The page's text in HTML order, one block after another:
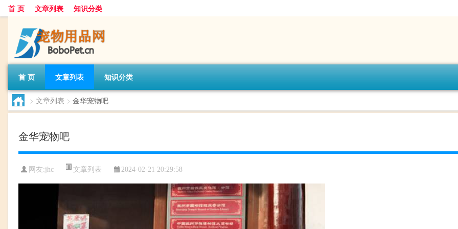
首 页 文章列表 知识分类
首 页 文章列表 知识分类
> 文章列表 > 金华宠物吧
金华宠物吧
网友:jhc 文章列表 2024-02-21 20:29:58